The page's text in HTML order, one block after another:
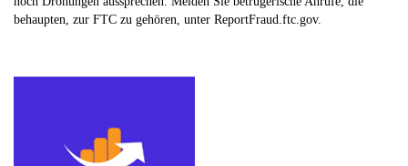
behaupten, zur FTC zu gehören, unter ReportFraud.ftc.gov.